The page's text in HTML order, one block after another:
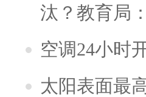
汰？教育局
空调24小时
太阳表面最